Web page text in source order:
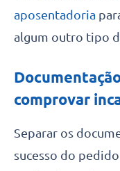
aposentadoria
algum outro tipo
comprovar
Separar os
sucesso do